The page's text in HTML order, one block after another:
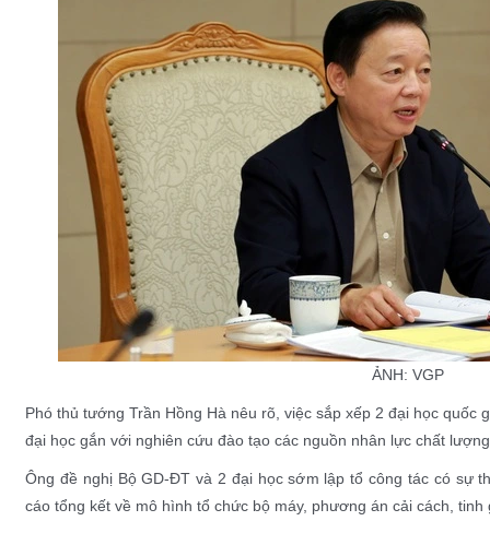
ẢNH: VGP
Phó thủ tướng Trần Hồng Hà nêu rõ, việc sắp xếp 2 đại học quốc
đại học gắn với nghiên cứu đào tạo các nguồn nhân lực chất
Ông đề nghị Bộ GD-ĐT và 2 đại học sớm lập tổ công tác có sự
cáo tổng kết về mô hình tổ chức bộ máy, phương án cải cách, tinh